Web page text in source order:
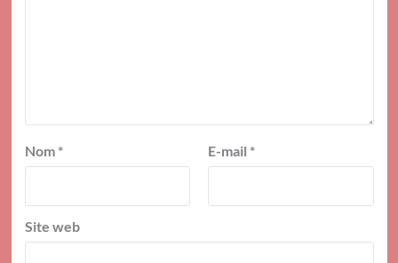
Nom * E-mail *
Site web